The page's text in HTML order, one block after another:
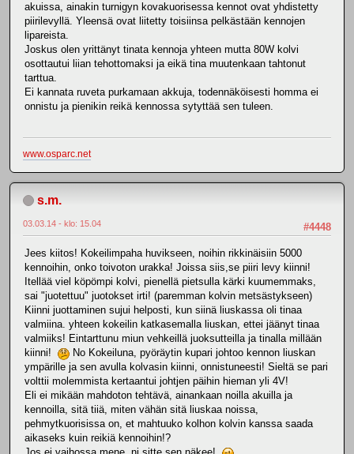
akuissa, ainakin turnigyn kovakuorisessa kennot ovat yhdistetty
piirilevyllä. Yleensä ovat liitetty toisiinsa pelkästään kennojen
lipareista.
Joskus olen yrittänyt tinata kennoja yhteen mutta 80W kolvi
osottautui liian tehottomaksi ja eikä tina muutenkaan tahtonut
tarttua.
Ei kannata ruveta purkamaan akkuja, todennäköisesti homma ei
onnistu ja pienikin reikä kennossa sytyttää sen tuleen.
www.osparc.net
s.m.
#4448
03.03.14 - klo: 15.04
Jees kiitos! Kokeilimpaha huvikseen, noihin rikkinäisiin 5000
kennoihin, onko toivoton urakka! Joissa siis,se piiri levy kiinni!
Itellää viel köpömpi kolvi, pienellä pietsulla kärki kuumemmaks,
sai "juotettuu" juotokset irti! (paremman kolvin metsästykseen)
Kiinni juottaminen sujui helposti, kun siinä liuskassa oli tinaa
valmiina. yhteen kokeilin katkasemalla liuskan, ettei jäänyt tinaa
valmiiks! Eintarttunu miun vehkeillä juoksutteilla ja tinalla millään
kiinni!
No Kokeiluna, pyöräytin kupari johtoo kennon liuskan
ympärille ja sen avulla kolvasin kiinni, onnistuneesti! Sieltä se pari
volttii molemmista kertaantui johtjen päihin hieman yli 4V!
Eli ei mikään mahdoton tehtävä, ainankaan noilla akuilla ja
kennoilla, sitä tiiä, miten vähän sitä liuskaa noissa,
pehmytkuorisissa on, et mahtuuko kolhon kolvin kanssa saada
aikaseks kuin reikiä kennoihin!?